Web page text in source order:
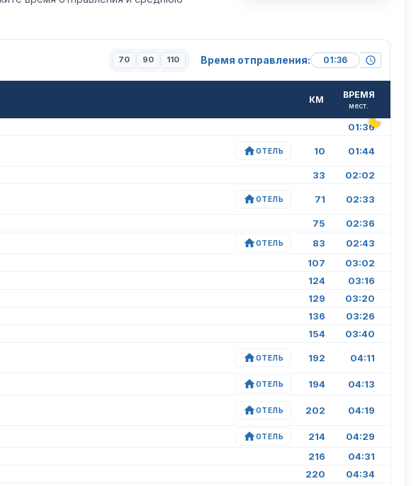
70 90 110 Время отправления:
КМ ВРЕМЯ
мест.
01:36
ОТЕЛЬ 10 01:44
33 02:02
ОТЕЛЬ 71 02:33
75 02:36
ОТЕЛЬ 83 02:43
107 03:02
124 03:16
129 03:20
136 03:26
154 03:40
ОТЕЛЬ 192 04:11
ОТЕЛЬ 194 04:13
ОТЕЛЬ 202 04:19
ОТЕЛЬ 214 04:29
216 04:31
220 04:34